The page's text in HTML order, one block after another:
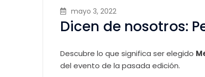
mayo 3, 2022
Dicen de nosotros:
Descubre lo que significa ser elegido
del evento de la pasada edición.